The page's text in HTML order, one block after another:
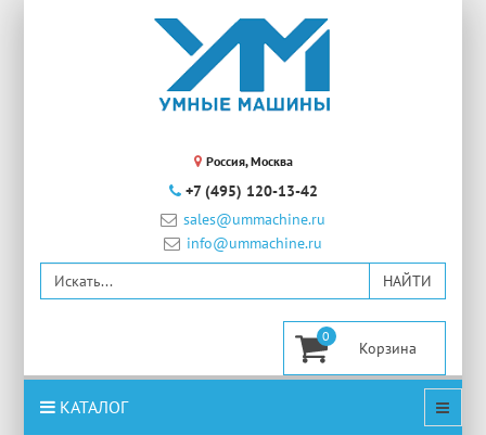
Россия, Москва
+7 (495) 120-13-42
sales@ummachine.ru
info@ummachine.ru
0
КАТАЛОГ